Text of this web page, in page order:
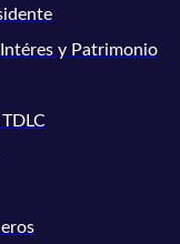
y Patrimonio